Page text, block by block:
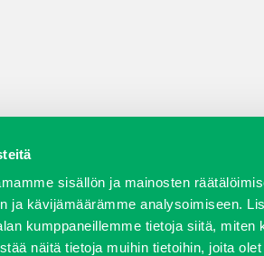
sisällön ja mainosten
ja kävijämäärämme analysoimiseen.
kumppaneillemme tietoja siitä, miten
näitä tietoja muihin tietoihin, joita
varaosat Verkkokauppa JT